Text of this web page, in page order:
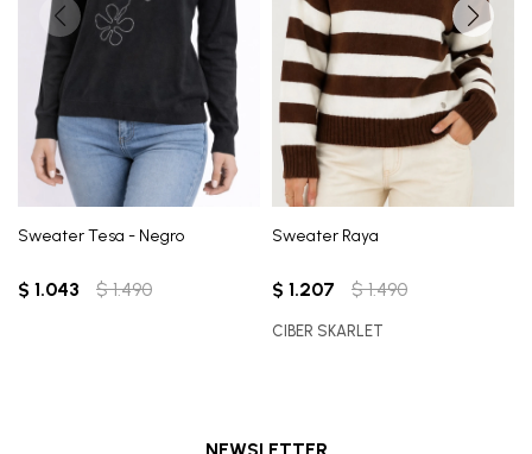
Sweater Tesa - Negro
$ 1.043 $ 1.490
Sweater Raya
$ 1.207 $ 1.490
CIBER SKARLET
NEWSLETTER